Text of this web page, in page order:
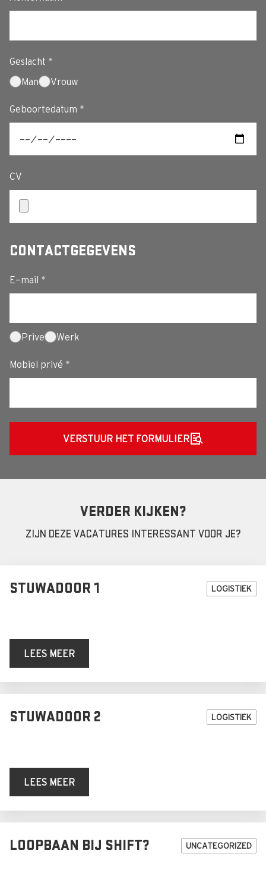
Geslacht *
Man
Vrouw
Geboortedatum *
CV
CONTACTGEGEVENS
E-mail *
Prive Werk
Mobiel privé *
VERSTUUR HET FORMULIER
VERDER KIJKEN?
ZIJN DEZE VACATURES INTERESSANT VOOR JE?
STUWADOOR 1 LOGISTIEK
LEES MEER
STUWADOOR 2 LOGISTIEK
LEES MEER
LOOPBAAN BIJ SHIFT? UNCATEGORIZED